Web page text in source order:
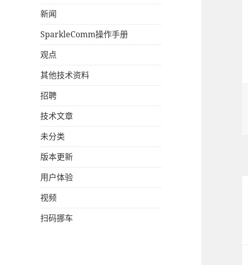
新闻
SparkleComm操作手册
观点
其他技术资料
招聘
技术文章
未分类
版本更新
用户体验
视频
扫码挪车